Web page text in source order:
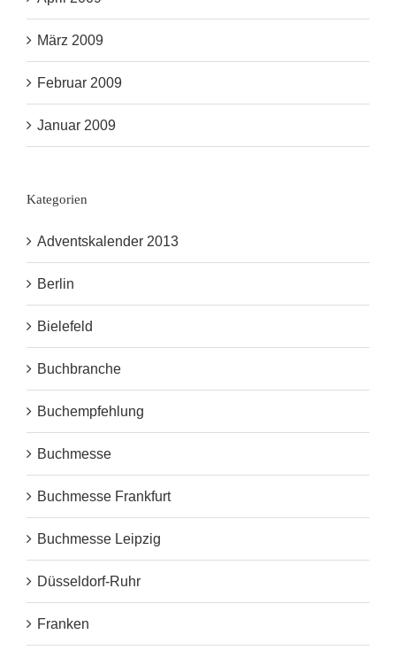
März 2009
Februar 2009
Januar 2009
Kategorien
Adventskalender 2013
Berlin
Bielefeld
Buchbranche
Buchempfehlung
Buchmesse
Buchmesse Frankfurt
Buchmesse Leipzig
Düsseldorf-Ruhr
Franken